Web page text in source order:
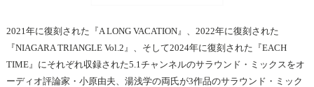
2021年に復刻された『A LONG VACATION』、2022年に復刻された
『NIAGARA TRIANGLE Vol.2』、そして2024年に復刻された『EACH
TIME』にそれぞれ収録された5.1チャンネルのサラウンド・ミックスをオ
ーディオ評論家・小原由夫、湯浅学の両氏が3作品のサラウンド・ミック